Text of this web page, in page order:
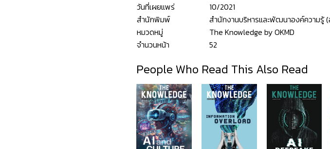
วันที่เผยแพร่
10/2021
สำนักพิมพ์
สำนักงานบริหารและพัฒนาองค์ความรู้
หมวดหมู่
The Knowledge by OKMD
จำนวนหน้า
52
People Who Read This Also Read